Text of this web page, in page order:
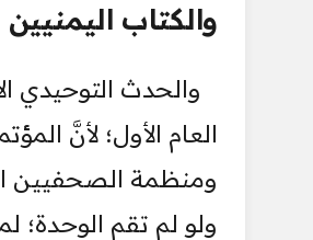
والكتاب اليمنيين في
العام الأول؛ لأنَّ
ومنظمة الصحفيين
ولو لم تقم